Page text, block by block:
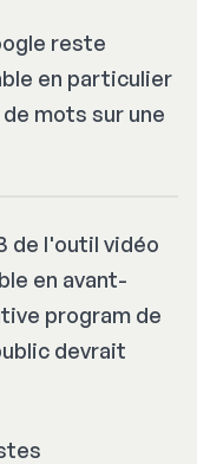
reste
en particulier
mots sur une
de l'outil vidéo
en avant-
program de
devrait